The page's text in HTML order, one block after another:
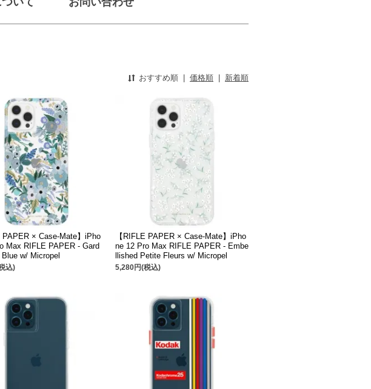
おすすめ順 | 価格順 | 新着順
PAPER × Case-Mate】iPho
Max RIFLE PAPER - Gard
w/ Micropel
込)
【RIFLE PAPER × Case-Mate】iPho
ne 12 Pro Max RIFLE PAPER - Embe
llished Petite Fleurs w/ Micropel
5,280円(税込)